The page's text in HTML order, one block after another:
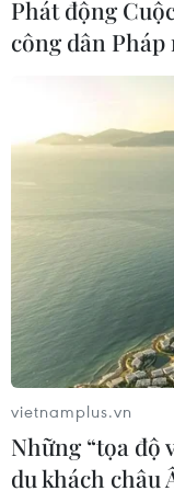
Al Arabiya:
chuyển tiếp
15/08/2021 11:40
Kênh truyền hình
đoàn Taliban đến
phán, đồng thời
thành lập trong
Phát động
công dân Pháp
vietnamplus.vn
Những “tọa độ
du khách châu